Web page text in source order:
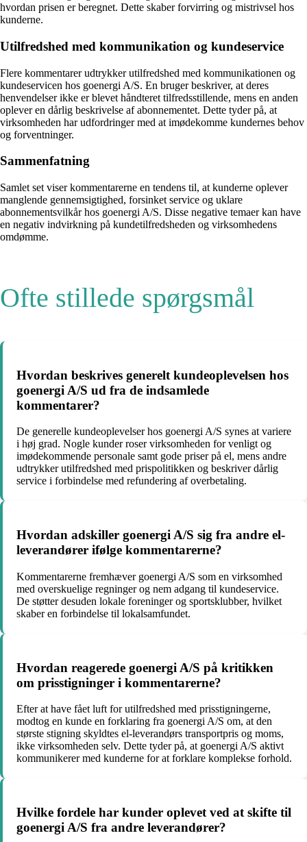
hvordan prisen er beregnet. Dette skaber forvirring og mistrivsel hos
kunderne.
Utilfredshed med kommunikation og kundeservice
Flere kommentarer udtrykker utilfredshed med kommunikationen og
kundeservicen hos goenergi A/S. En bruger beskriver, at deres
henvendelser ikke er blevet håndteret tilfredsstillende, mens en anden
oplever en dårlig beskrivelse af abonnementet. Dette tyder på, at
virksomheden har udfordringer med at imødekomme kundernes behov
og forventninger.
Sammenfatning
Samlet set viser kommentarerne en tendens til, at kunderne oplever
manglende gennemsigtighed, forsinket service og uklare
abonnementsvilkår hos goenergi A/S. Disse negative temaer kan have
en negativ indvirkning på kundetilfredsheden og virksomhedens
omdømme.
Ofte stillede spørgsmål
Hvordan beskrives generelt kundeoplevelsen hos
goenergi A/S ud fra de indsamlede
kommentarer?
De generelle kundeoplevelser hos goenergi A/S synes at variere
i høj grad. Nogle kunder roser virksomheden for venligt og
imødekommende personale samt gode priser på el, mens andre
udtrykker utilfredshed med prispolitikken og beskriver dårlig
service i forbindelse med refundering af overbetaling.
Hvordan adskiller goenergi A/S sig fra andre el-
leverandører ifølge kommentarerne?
Kommentarerne fremhæver goenergi A/S som en virksomhed
med overskuelige regninger og nem adgang til kundeservice.
De støtter desuden lokale foreninger og sportsklubber, hvilket
skaber en forbindelse til lokalsamfundet.
Hvordan reagerede goenergi A/S på kritikken
om prisstigninger i kommentarerne?
Efter at have fået luft for utilfredshed med prisstigningerne,
modtog en kunde en forklaring fra goenergi A/S om, at den
største stigning skyldtes el-leverandørs transportpris og moms,
ikke virksomheden selv. Dette tyder på, at goenergi A/S aktivt
kommunikerer med kunderne for at forklare komplekse forhold.
Hvilke fordele har kunder oplevet ved at skifte til
goenergi A/S fra andre leverandører?